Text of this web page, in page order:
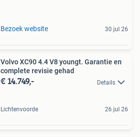
Bezoek website 30 jul 26
Volvo XC90 4.4 V8 youngt. Garantie en
complete revisie gehad
€ 14.749,- Details
Lichtenvoorde 26 jul 26